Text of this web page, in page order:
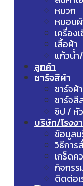
หมวก
หมอน
เครื่อง
เสื้อผ้า
แก้วน้
ลูกค้า
ชาร์จสีผ้า
ชาร์จผ้า
ชาร์จสี
ซิป / หั
บริษัท/โรงง
ข้อมูล
วิธีการ
เกร็ดค
กิจกร
ติดต่อเ